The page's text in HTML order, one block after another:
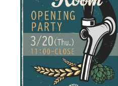
り、全国各地たくさんの方
にお越しいただきました。
ご来店いただいた皆様、本
当にありがとうございま
す！！まだ未完成の部分も
あり、細かな作業は続きま